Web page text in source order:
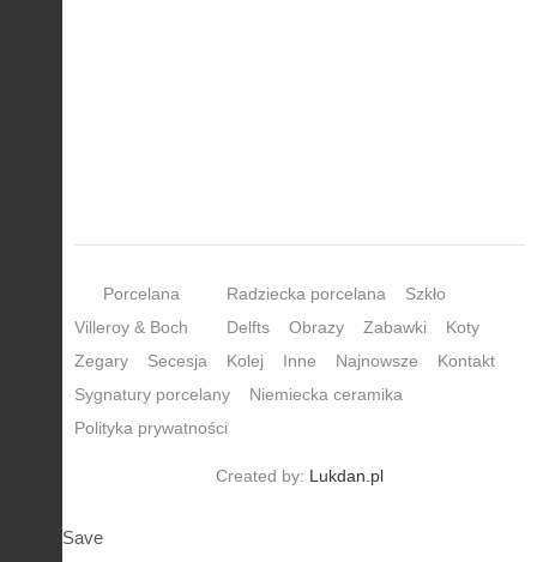
Porcelana
Villeroy & Boch
Radziecka porcelana
Szkło
Delfts
Obrazy Zabawki
Koty
Zegary
Secesja Kolej Inne Najnowsze
Kontakt
Sygnatury porcelany
Niemiecka ceramika
Polityka prywatności
Created by: Lukdan.pl
Save